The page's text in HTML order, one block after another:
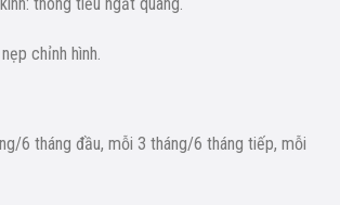
chỉnh hình.
6 tháng đầu, mỗi 3 tháng/6 tháng tiếp, mỗi